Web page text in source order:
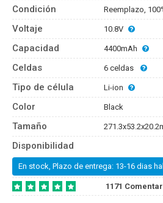
Condición Reemplazo,
Voltaje 10.8V
Capacidad 4400mAh
Celdas 6 celdas
Tipo de célula Li-ion
Color Black
Tamaño
Disponibilidad
En stock, Plazo de entrega: 13-16 dias
1171